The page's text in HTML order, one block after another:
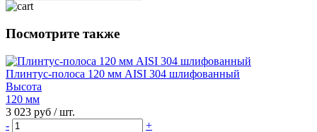
Посмотрите также
Плинтус-полоса 120 мм AISI 304 шлифованный
Высота
120 мм
3 023 руб / шт.
-
+